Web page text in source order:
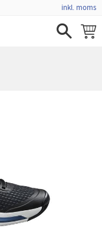
inkl. moms